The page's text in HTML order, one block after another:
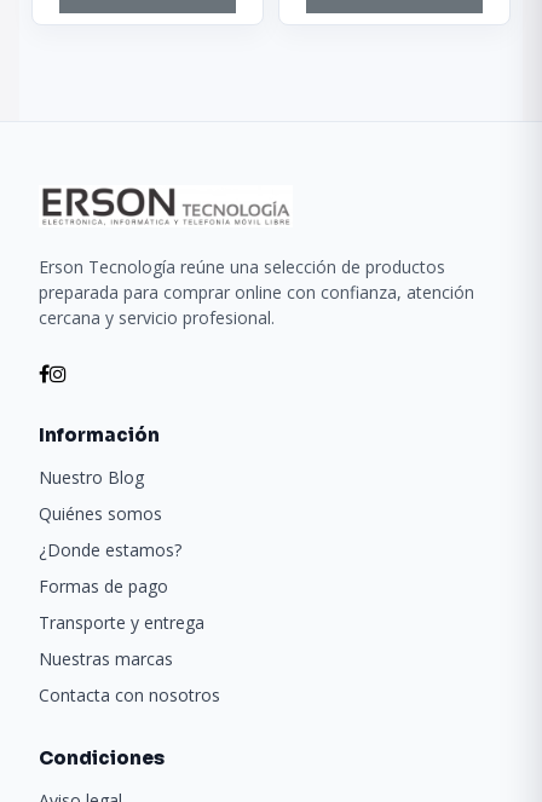
Erson Tecnología reúne una selección de productos
preparada para comprar online con confianza, atención
cercana y servicio profesional.
Información
Nuestro Blog
Quiénes somos
¿Donde estamos?
Formas de pago
Transporte y entrega
Nuestras marcas
Contacta con nosotros
Condiciones